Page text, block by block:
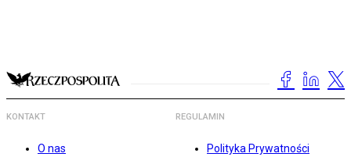
KONTAKT
O nas
REGULAMIN
Polityka Prywatności